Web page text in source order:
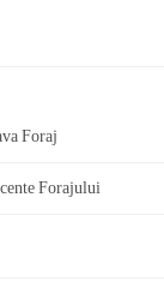
Foraj
Forajului